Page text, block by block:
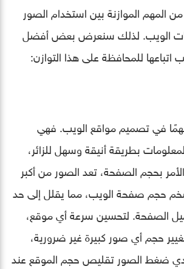
المهم الموازنة بين استخدام الصور
الويب. لذلك سنعرض بعض أفضل
اتباعها للمحافظة على هذا التوازن:
في تصميم مواقع الويب. فهي
بطريقة أنيقة وسهل للزائر،
بحجم الصفحة، تعد الصور من أكبر
حجم صفحة الويب، مما يقلل إلى حد
الصفحة. لتحسين سرعة أي موقع،
حجم أي صور كبيرة غير ضرورية،
ضغط الصور تقليص حجم الموقع عند